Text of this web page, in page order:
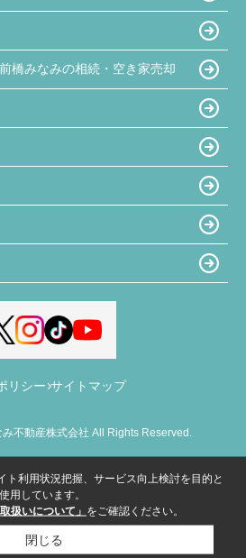
橋みなみの相続・空き家売却
リシー サイトマップ
不動産株式会社 All Rights Reserved.
ト利用状況把握、サービス向上検討を目的と
用しています。
扱いについて」 をご確認ください。
閉じる